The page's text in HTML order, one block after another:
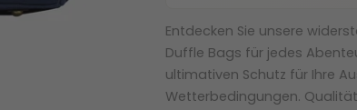
Entdecken Sie unsere
Duffle Bags für jedes
ultimativen Schutz für Ihre
Wetterbedingungen.